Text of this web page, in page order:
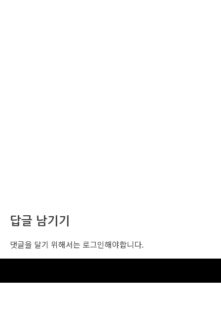
답글 남기기
댓글을 달기 위해서는 로그인해야합니다.